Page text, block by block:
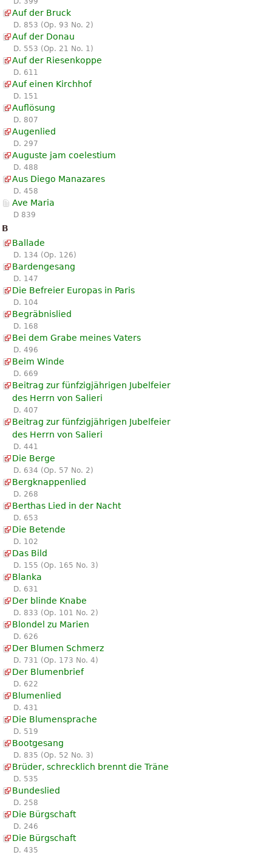
Auf der Bruck
D. 853 (Op. 93 No. 2)
Auf der Donau
D. 553 (Op. 21 No. 1)
Auf der Riesenkoppe
D. 611
Auf einen Kirchhof
D. 151
Auflösung
D. 807
Augenlied
D. 297
Auguste jam coelestium
D. 488
Aus Diego Manazares
D. 458
Ave Maria
D 839
B
Ballade
D. 134 (Op. 126)
Bardengesang
D. 147
Die Befreier Europas in Paris
D. 104
Begräbnislied
D. 168
Bei dem Grabe meines Vaters
D. 496
Beim Winde
D. 669
Beitrag zur fünfzigjährigen Jubelfeier
des Herrn von Salieri
D. 407
Beitrag zur fünfzigjährigen Jubelfeier
des Herrn von Salieri
D. 441
Die Berge
D. 634 (Op. 57 No. 2)
Bergknappenlied
D. 268
Berthas Lied in der Nacht
D. 653
Die Betende
D. 102
Das Bild
D. 155 (Op. 165 No. 3)
Blanka
D. 631
Der blinde Knabe
D. 833 (Op. 101 No. 2)
Blondel zu Marien
D. 626
Der Blumen Schmerz
D. 731 (Op. 173 No. 4)
Der Blumenbrief
D. 622
Blumenlied
D. 431
Die Blumensprache
D. 519
Bootgesang
D. 835 (Op. 52 No. 3)
Brüder, schrecklich brennt die Träne
D. 535
Bundeslied
D. 258
Die Bürgschaft
D. 246
Die Bürgschaft
D. 435